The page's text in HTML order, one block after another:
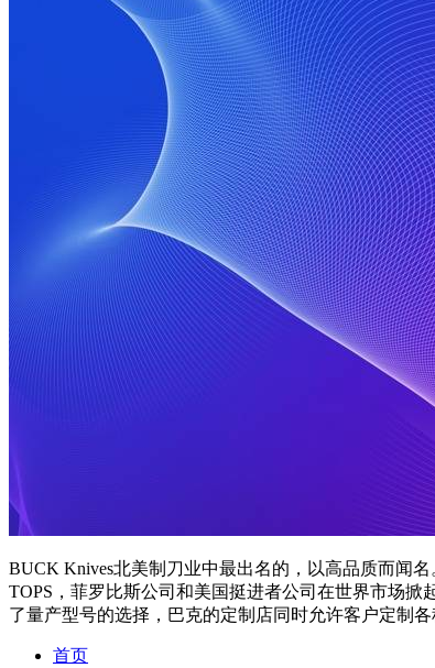
BUCK Knives北美制刀业中最出名的，以高品质而闻
TOPS，菲罗比斯公司和美国挺进者公司在世界市场
了量产型号的选择，巴克的定制店同时允许客户定制各
首页